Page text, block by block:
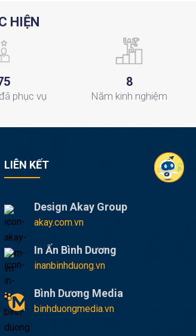
HIỆN
5
đã phục vụ
8
Năm kinh nghiệm
LIÊN KẾT
Design Akay Group
akay.com.vn
In Ấn Bình Dương
inanbinhduong.vn
Bình Dương Media
binhduongmedia.vn